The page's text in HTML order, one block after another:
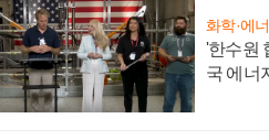
화학·에
'한수원
국 에너